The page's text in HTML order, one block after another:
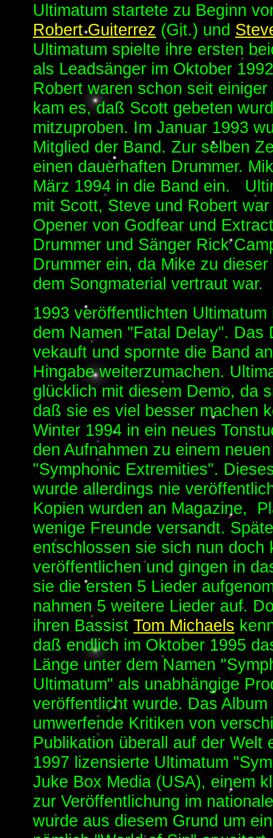
Ultimatum startete zu Beginn
Robert Guiterrez (Git.) und
Ultimatum spielte ihre ersten
als Leadsänger im Oktober
Robert waren schon seit
kam es, daß Scott gebeten
mitzuproben. Im Januar 1993
Mitglied der Band. Zur selben
einen dauerhaften Drummer.
März 1994 in die Band ein.
mit Scott, Steve und Robert
Opener von Godfear und
Drummer und Sänger Rick
Drummer ein, da Mike zu
dem Songmaterial vertraut war.
1993 veröffentlichten
dem Namen "Fatal Delay". Das
vekauft und spornte die Band
Hingabe weiterzumachen.
glücklich mit diesem Demo, da
daß sie es viel besser machen
Winter 1994 in ein neues
den Aufnahmen zu einem
"Symphonic Extremities".
wurde allerdings nie
Kopien wurden an Magazine,
wenige Freunde versandt.
entschlossen sie sich nun doch
veröffentlichen und gingen in
sie die ersten 5 Lieder
nahmen 5 weitere Lieder auf.
ihren Bassist Tom Michaels
daß endlich im Oktober 1995
Länge unter dem Namen
Ultimatum" als unabhängige
veröffentlicht wurde. Das
umwerfende Kritiken von
Publikation überall auf der Welt
1997 lizensierte Ultimatum
Juke Box Media (USA), einem
zur Veröffentlichung im
wurde aus diesem Grund um